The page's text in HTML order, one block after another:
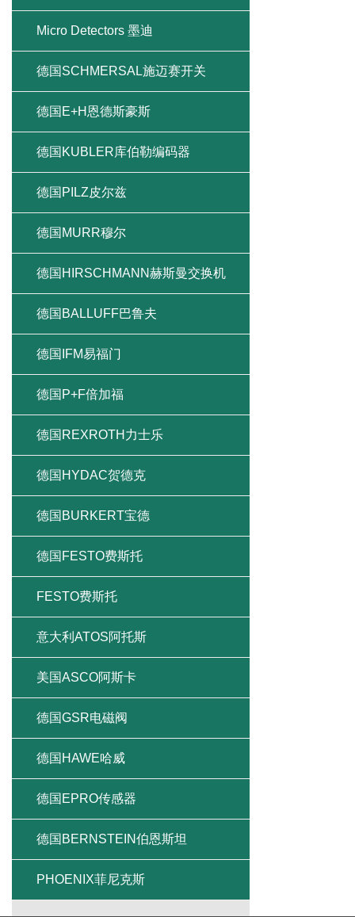
Micro Detectors 墨迪
德国SCHMERSAL施迈赛开关
德国E+H恩德斯豪斯
德国KUBLER库伯勒编码器
德国PILZ皮尔兹
德国MURR穆尔
德国HIRSCHMANN赫斯曼交换机
德国BALLUFF巴鲁夫
德国IFM易福门
德国P+F倍加福
德国REXROTH力士乐
德国HYDAC贺德克
德国BURKERT宝德
德国FESTO费斯托
FESTO费斯托
意大利ATOS阿托斯
美国ASCO阿斯卡
德国GSR电磁阀
德国HAWE哈威
德国EPRO传感器
德国BERNSTEIN伯恩斯坦
PHOENIX菲尼克斯